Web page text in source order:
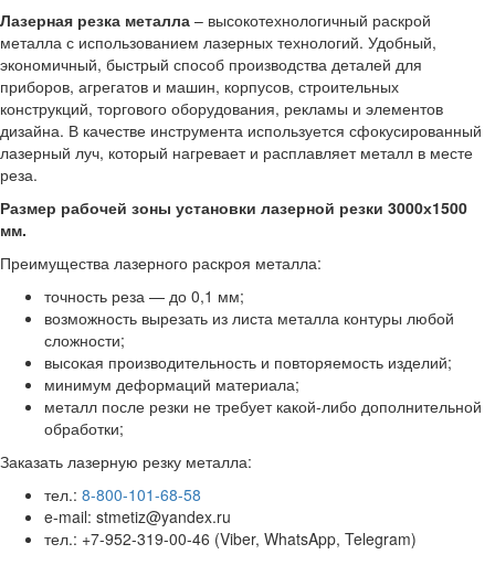
Лазерная резка металла – высокотехнологичный раскрой
металла с использованием лазерных технологий. Удобный,
экономичный, быстрый способ производства деталей для
приборов, агрегатов и машин, корпусов, строительных
конструкций, торгового оборудования, рекламы и элементов
дизайна. В качестве инструмента используется сфокусированный
лазерный луч, который нагревает и расплавляет металл в месте
реза.
Размер рабочей зоны установки лазерной резки 3000х1500
мм.
Преимущества лазерного раскроя металла:
точность реза — до 0,1 мм;
возможность вырезать из листа металла контуры любой
сложности;
высокая производительность и повторяемость изделий;
минимум деформаций материала;
металл после резки не требует какой-либо дополнительной
обработки;
Заказать лазерную резку металла:
тел.: 8-800-101-68-58
e-mail: stmetiz@yandex.ru
тел.: +7-952-319-00-46 (Viber, WhatsApp, Telegram)